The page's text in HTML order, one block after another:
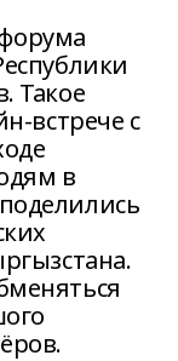
Такое
встрече с
в